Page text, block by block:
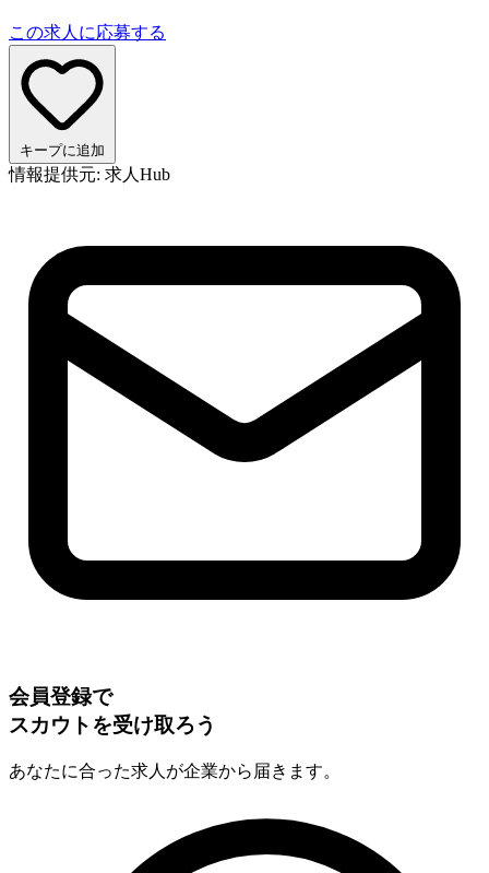
この求人に応募する
キープに追加
情報提供元: 求人Hub
会員登録で
スカウトを受け取ろう
あなたに合った求人が企業から届きます。